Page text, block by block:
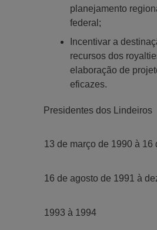
planejamento
federal;
Incentivar a
recursos dos
elaboração de
eficazes.
Presidentes dos Lindeiros
13 de março de 1990 à 16
16 de agosto de 1991 à
1993 à 1994